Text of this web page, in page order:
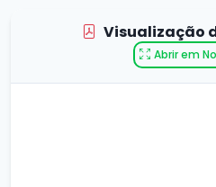
Visualização
Abrir em